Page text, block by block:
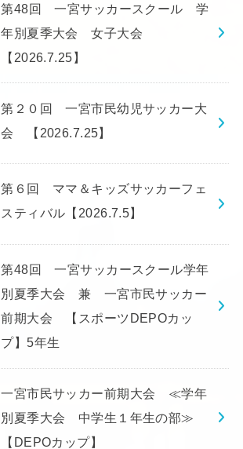
第48回 一宮サッカースクール 学
年別夏季大会 女子大会
【2026.7.25】
第２０回 一宮市民幼児サッカー大
会 【2026.7.25】
第６回 ママ＆キッズサッカーフェ
スティバル【2026.7.5】
第48回 一宮サッカースクール学年
別夏季大会 兼 一宮市民サッカー
前期大会 【スポーツDEPOカッ
プ】5年生
一宮市民サッカー前期大会 ≪学年
別夏季大会 中学生１年生の部≫
【DEPOカップ】